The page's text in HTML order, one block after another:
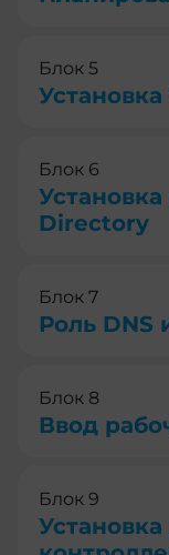
Блок 5
Блок 6
Directory
Блок 7
Роль DNS
Блок 8
Ввод
Блок 9